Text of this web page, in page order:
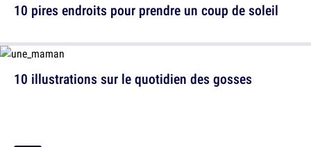
10 pires endroits pour prendre un coup de soleil
10 illustrations sur le quotidien des gosses